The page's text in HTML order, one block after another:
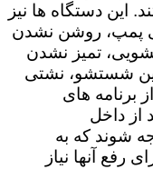
این دستگاه ها نیز
پمپ، روشن نشدن
تمیز نشدن
شستشو، نشتی
برنامه های
از داخل
شوند که به
آنها نیاز